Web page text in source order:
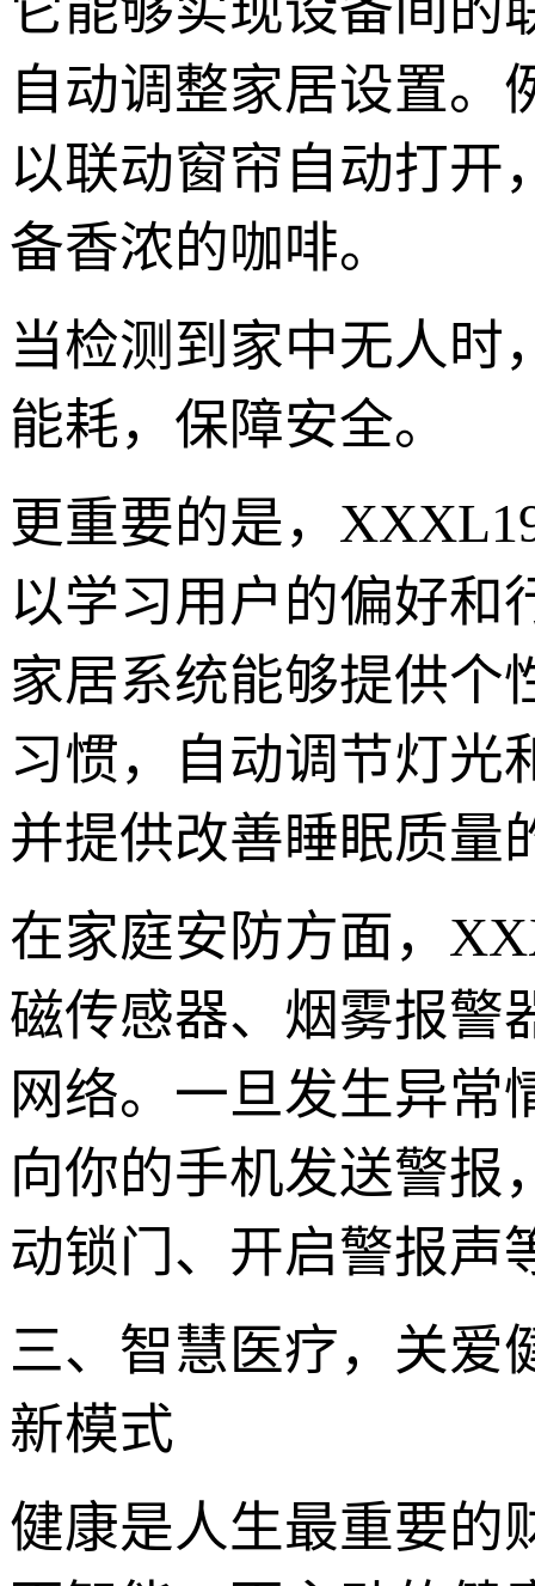
自动调整家居设置。
以联动窗帘自动打开
备香浓的咖啡。
当检测到家中无人时
能耗，保障安全。
更重要的是，
以学习用户的偏好和
家居系统能够提供个
习惯，自动调节灯光
并提供改善睡眠质量
在家庭安防方面，
磁传感器、烟雾报警
网络。一旦发生异常
向你的手机发送警报
动锁门、开启警报声
三、智慧医疗，关爱
新模式
健康是人生最重要的